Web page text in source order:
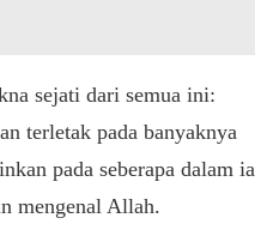
sejati dari semua ini:
terletak pada banyaknya
pada seberapa dalam ia
mengenal Allah.